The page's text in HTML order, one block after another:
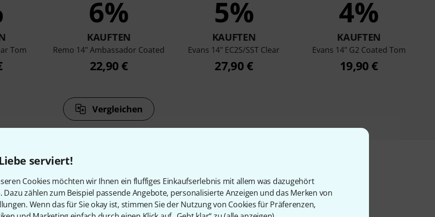
serviert!
Cookies möchten wir Ihnen ein fluffiges Einkaufserlebnis mit allem was dazugehört
Dazu zählen zum Beispiel passende Angebote, personalisierte Anzeigen und das Merken von
Wenn das für Sie okay ist, stimmen Sie der Nutzung von Cookies für Präferenzen,
Tom
6%
KAUFTEN
Remo 14" Ambassador Coated
22,90 €
5%
KAUFTEN
Evans 14" EC2S/SST Clear
27,90 €
4%
KAUFTEN
Evans 14" G2 Coated Tom
19,90 €
Vergleichen
& passende Artikel